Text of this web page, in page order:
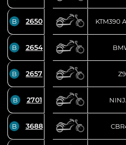
B 2650 KTM390
B 2654
B 2657
B 2701
B 3688